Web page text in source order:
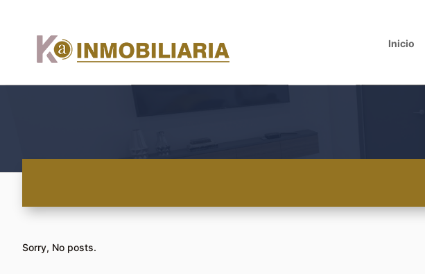
Inicio
Sorry, No posts.